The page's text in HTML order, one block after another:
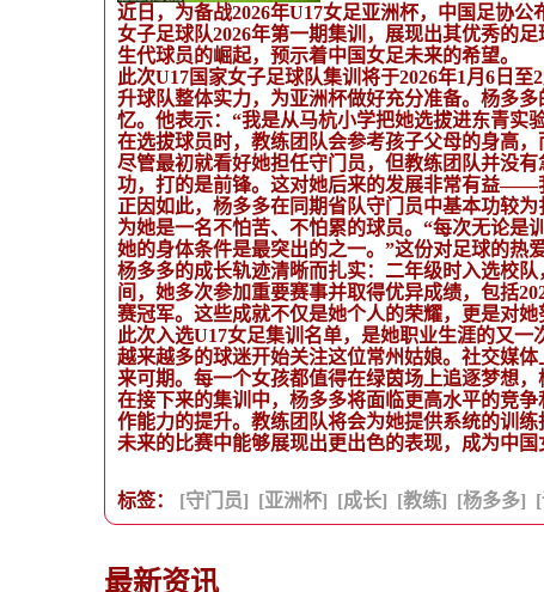
近日，为备战2026年U17女足亚洲杯，中国足协
女子足球队2026年第一期集训，展现出其优秀的
生代球员的崛起，预示着中国女足未来的希望。
此次U17国家女子足球队集训将于2026年1月6日
升球队整体实力，为亚洲杯做好充分准备。杨多
忆。他表示：“我是从马杭小学把她选拔进东青实
在选拔球员时，教练团队会参考孩子父母的身高，
尽管最初就看好她担任守门员，但教练团队并没
功，打的是前锋。这对她后来的发展非常有益——
正因如此，杨多多在同期省队守门员中基本功较
为她是一名不怕苦、不怕累的球员。“每次无论是
她的身体条件是最突出的之一。”这份对足球的热
杨多多的成长轨迹清晰而扎实：二年级时入选校
间，她多次参加重要赛事并取得优异成绩，包括
赛冠军。这些成就不仅是她个人的荣耀，更是对她
此次入选U17女足集训名单，是她职业生涯的又
越来越多的球迷开始关注这位常州姑娘。社交媒
来可期。每一个女孩都值得在绿茵场上追逐梦想
在接下来的集训中，杨多多将面临更高水平的竞
作能力的提升。教练团队将会为她提供系统的训
未来的比赛中能够展现出更出色的表现，成为中国
标签： [守门员] [亚洲杯] [成长] [教练] [杨多多]
最新资讯